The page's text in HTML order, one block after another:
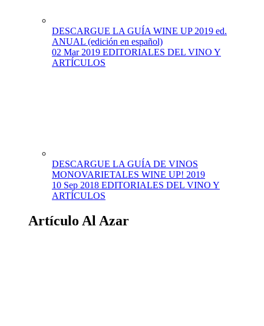
DESCARGUE LA GUÍA WINE UP 2019 ed.
ANUAL (edición en español)
02 Mar 2019 EDITORIALES DEL VINO Y
ARTÍCULOS
DESCARGUE LA GUÍA DE VINOS
MONOVARIETALES WINE UP! 2019
10 Sep 2018 EDITORIALES DEL VINO Y
ARTÍCULOS
Artículo Al Azar